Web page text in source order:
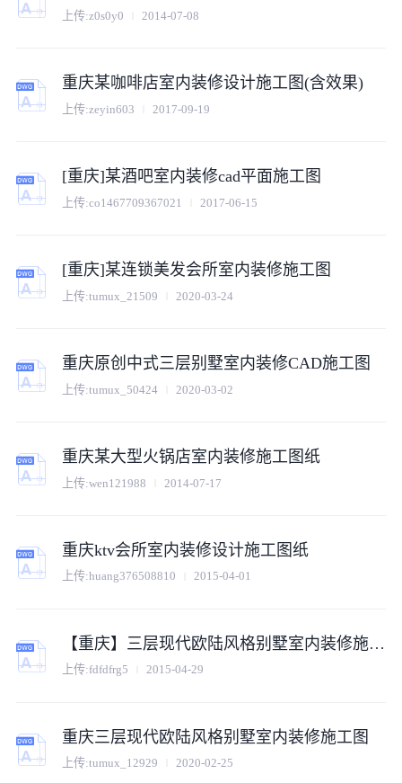
上传:z0s0y0 2014-07-08
重庆某咖啡店室内装修设计施工图(含效果)
上传:zeyin603 2017-09-19
[重庆]某酒吧室内装修cad平面施工图
上传:co1467709367021 2017-06-15
[重庆]某连锁美发会所室内装修施工图
上传:tumux_21509 2020-03-24
重庆原创中式三层别墅室内装修CAD施工图
上传:tumux_50424 2020-03-02
重庆某大型火锅店室内装修施工图纸
上传:wen121988 2014-07-17
重庆ktv会所室内装修设计施工图纸
上传:huang376508810 2015-04-01
【重庆】三层现代欧陆风格别墅室内装修施工图
上传:fdfdfrg5 2015-04-29
重庆三层现代欧陆风格别墅室内装修施工图
上传:tumux_12929 2020-02-25